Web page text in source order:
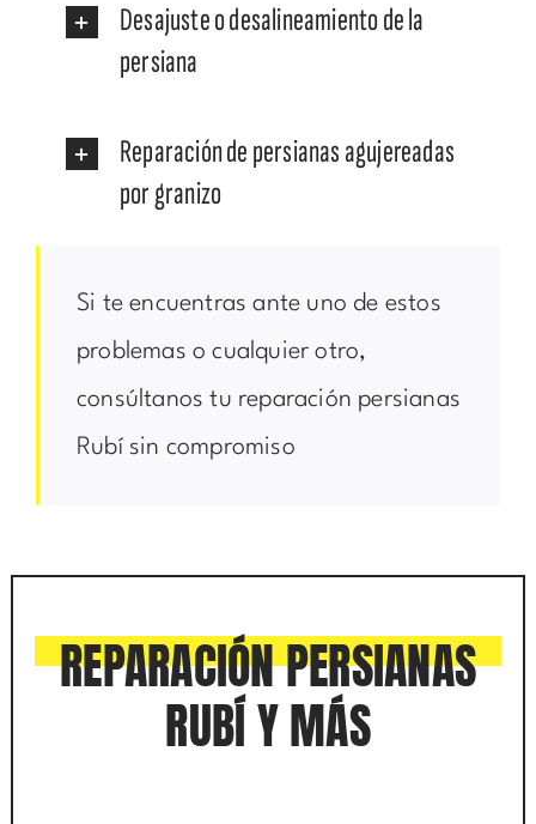
Desajuste o desalineamiento de la
persiana
Reparación de persianas agujereadas
por granizo
Si te encuentras ante uno de estos
problemas o cualquier otro,
consúltanos tu reparación persianas
Rubí sin compromiso
REPARACIÓN PERSIANAS
RUBÍ Y MÁS